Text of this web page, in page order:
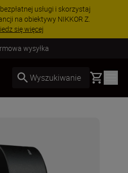
usługi i skorzystaj
na obiektywy NIKKOR Z.
się więcej
wysyłka
Wyszukiwanie Basket